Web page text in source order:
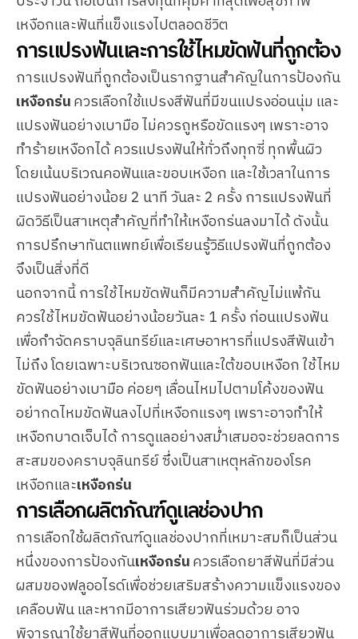
เหงือกและฟันที่แข็งแรงไปตลอดชีวิต
การแปรงฟันและการใช้ไหมขัดฟันที่ถูกต้อง
การแปรงฟันที่ถูกต้องเป็นรากฐานสำคัญในการป้องกัน
เหงือกร่นควรเลือกใช้แปรงสีฟันที่มีขนแปรงอ่อนนุ่ม และ
แปรงฟันอย่างเบามือ ไม่ควรถูหรือขัดแรงๆ เพราะอาจ
ทำร้ายเหงือกได้ ควรแปรงฟันให้ทั่วถึงทุกซี่ ทุกพื้นผิว
โดยเน้นบริเวณคอฟันและขอบเหงือก และใช้เวลาในการ
แปรงฟันอย่างน้อย 2 นาที วันละ 2 ครั้ง การแปรงฟันที่
ผิดวิธีเป็นสาเหตุสำคัญที่ทำให้เหงือกร่นลงมาได้ ดังนั้น
การปรึกษาทันตแพทย์เพื่อเรียนรู้วิธีแปรงฟันที่ถูกต้อง
จึงเป็นสิ่งที่ดี
นอกจากนี้ การใช้ไหมขัดฟันก็มีความสำคัญไม่แพ้กัน
ควรใช้ไหมขัดฟันอย่างน้อยวันละ 1 ครั้ง ก่อนแปรงฟัน
เพื่อกำจัดคราบจุลินทรีย์และเศษอาหารที่แปรงสีฟันเข้า
ไม่ถึง โดยเฉพาะบริเวณซอกฟันและใต้ขอบเหงือก ใช้ไหม
ขัดฟันอย่างเบามือ ค่อยๆ เลื่อนไหมไปตามโค้งของฟัน
อย่ากดไหมขัดฟันลงไปที่เหงือกแรงๆ เพราะอาจทำให้
เหงือกบาดเจ็บได้ การดูแลอย่างสม่ำเสมอจะช่วยลดการ
สะสมของคราบจุลินทรีย์ ซึ่งเป็นสาเหตุหลักของโรค
เหงือกและเหงือกร่น
การเลือกผลิตภัณฑ์ดูแลช่องปาก
การเลือกใช้ผลิตภัณฑ์ดูแลช่องปากที่เหมาะสมก็เป็นส่วน
หนึ่งของการป้องกันเหงือกร่นควรเลือกยาสีฟันที่มีส่วน
ผสมของฟลูออไรด์เพื่อช่วยเสริมสร้างความแข็งแรงของ
เคลือบฟัน และหากมีอาการเสียวฟันร่วมด้วย อาจ
พิจารณาใช้ยาสีฟันที่ออกแบบมาเพื่อลดอาการเสียวฟัน